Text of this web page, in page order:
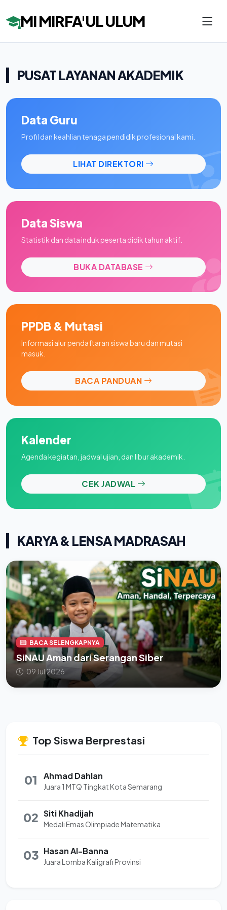
MI MIRFA'UL ULUM
PUSAT LAYANAN AKADEMIK
Data Guru
Profil dan keahlian tenaga pendidik profesional kami.
LIHAT DIREKTORI
Data Siswa
Statistik dan data induk peserta didik tahun aktif.
BUKA DATABASE
PPDB & Mutasi
Informasi alur pendaftaran siswa baru dan mutasi
masuk.
BACA PANDUAN
Kalender
Agenda kegiatan, jadwal ujian, dan libur akademik.
CEK JADWAL
KARYA & LENSA MADRASAH
BACA SELENGKAPNYA
SiNAU Aman dari Serangan Siber
09 Jul 2026
Top Siswa Berprestasi
01 Ahmad Dahlan
Juara 1 MTQ Tingkat Kota Semarang
02 Siti Khadijah
Medali Emas Olimpiade Matematika
03 Hasan Al-Banna
Juara Lomba Kaligrafi Provinsi